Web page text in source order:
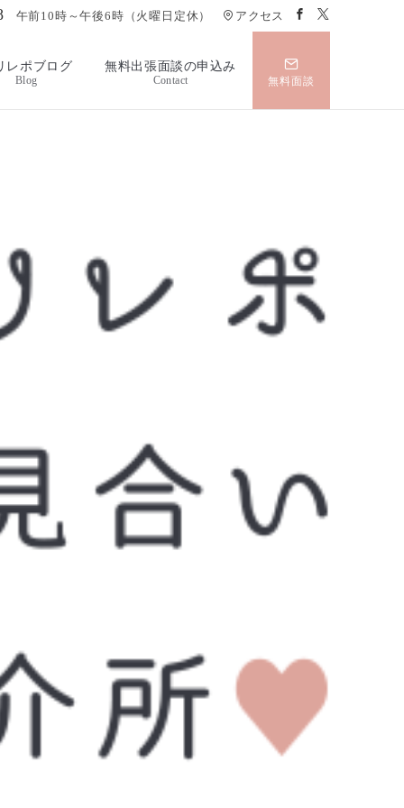
午前10時～午後6時（火曜日定休） アクセス
レポブログ
Blog
無料出張面談の申込み
Contact 無料面談